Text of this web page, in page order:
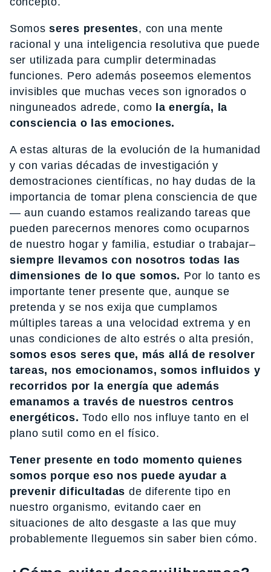
Somos seres presentes, con una mente
racional y una inteligencia resolutiva que puede
ser utilizada para cumplir determinadas
funciones. Pero además poseemos elementos
invisibles que muchas veces son ignorados o
ninguneados adrede, como la energía, la
consciencia o las emociones.
A estas alturas de la evolución de la humanidad
y con varias décadas de investigación y
demostraciones científicas, no hay dudas de la
importancia de tomar plena consciencia de que
— aun cuando estamos realizando tareas que
pueden parecernos menores como ocuparnos
de nuestro hogar y familia, estudiar o trabajar–
siempre llevamos con nosotros todas las
dimensiones de lo que somos. Por lo tanto es
importante tener presente que, aunque se
pretenda y se nos exija que cumplamos
múltiples tareas a una velocidad extrema y en
unas condiciones de alto estrés o alta presión,
somos esos seres que, más allá de resolver
tareas, nos emocionamos, somos influidos y
recorridos por la energía que además
emanamos a través de nuestros centros
energéticos. Todo ello nos influye tanto en el
plano sutil como en el físico.
Tener presente en todo momento quienes
somos porque eso nos puede ayudar a
prevenir dificultadas de diferente tipo en
nuestro organismo, evitando caer en
situaciones de alto desgaste a las que muy
probablemente lleguemos sin saber bien cómo.